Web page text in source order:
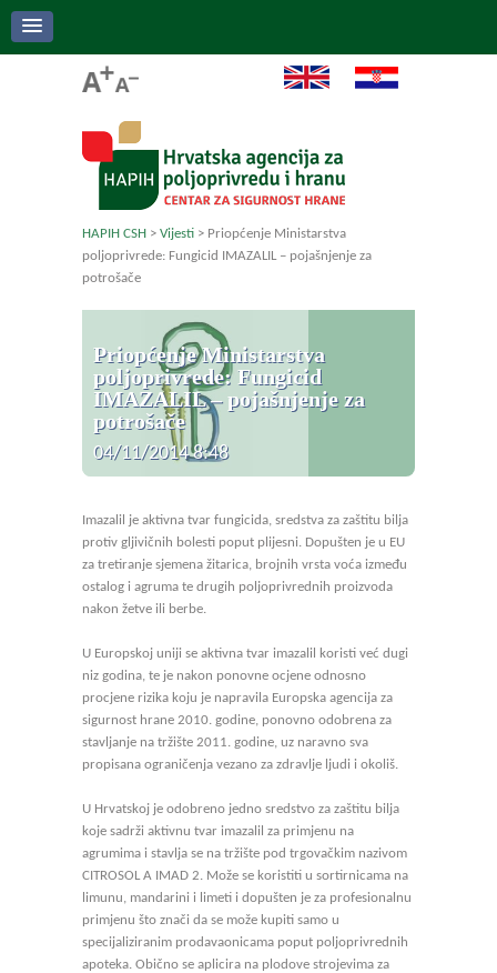
HAPIH CSH > Vijesti > Priopćenje Ministarstva
poljoprivrede: Fungicid IMAZALIL – pojašnjenje za
potrošače
Priopćenje Ministarstva
poljoprivrede: Fungicid
IMAZALIL – pojašnjenje za
potrošače
04/11/2014 8:48
Imazalil je aktivna tvar fungicida, sredstva za zaštitu bilja
protiv gljivičnih bolesti poput plijesni. Dopušten je u EU
za tretiranje sjemena žitarica, brojnih vrsta voća između
ostalog i agruma te drugih poljoprivrednih proizvoda
nakon žetve ili berbe.
U Europskoj uniji se aktivna tvar imazalil koristi već dugi
niz godina, te je nakon ponovne ocjene odnosno
procjene rizika koju je napravila Europska agencija za
sigurnost hrane 2010. godine, ponovno odobrena za
stavljanje na tržište 2011. godine, uz naravno sva
propisana ograničenja vezano za zdravlje ljudi i okoliš.
U Hrvatskoj je odobreno jedno sredstvo za zaštitu bilja
koje sadrži aktivnu tvar imazalil za primjenu na
agrumima i stavlja se na tržište pod trgovačkim nazivom
CITROSOL A IMAD 2. Može se koristiti u sortirnicama na
limunu, mandarini i limeti i dopušten je za profesionalnu
primjenu što znači da se može kupiti samo u
specijaliziranim prodavaonicama poput poljoprivrednih
apoteka. Obično se aplicira na plodove strojevima za